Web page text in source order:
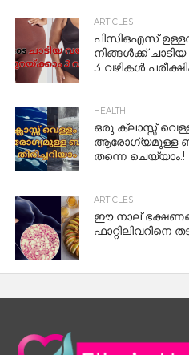
ARTICLES
പിസിഒഎസ്
നിങ്ങൾക്ക്
3 വഴികൾ
HEALTH
ഒരു ക്ലാസ്സ്
ആരോഗ്യമുള്ള
തന്നെ ചെയ്യാം.!
ARTICLES
ഈ നാല്
ഫാറ്റിലിവറിനെ